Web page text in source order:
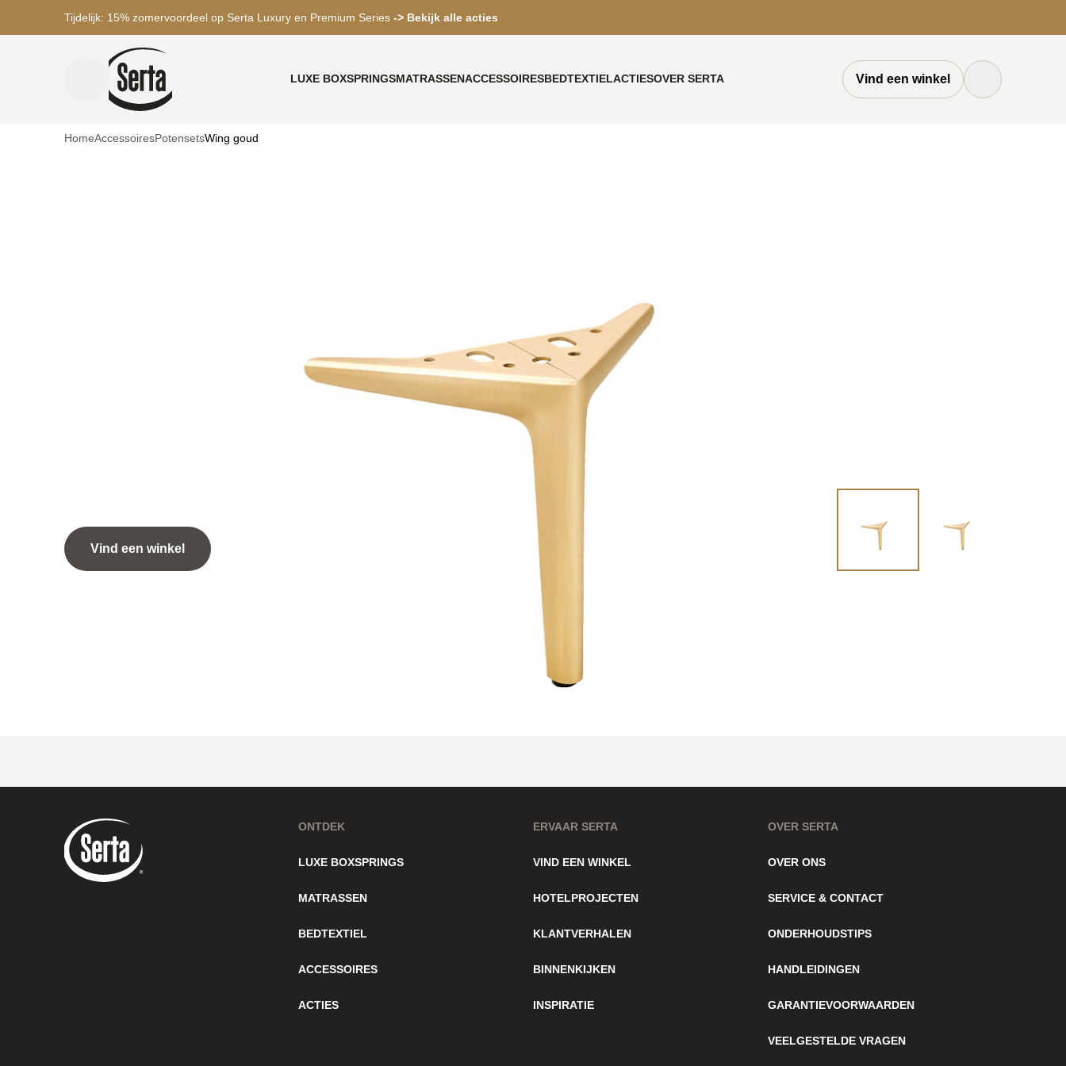
Tijdelijk: 15% zomervoordeel op Serta Luxury en Premium Series -> Bekijk alle acties
menu toggle
LUXE BOXSPRINGSMATRASSENACCESSOIRESBEDTEXTIELACTIESOVER SERTA Vind een winkel
Zoek knop
HomeAccessoiresPotensetsWing goud
Vind een winkel
ONTDEK
LUXE BOXSPRINGS
MATRASSEN
BEDTEXTIEL
ACCESSOIRES
ACTIES
ERVAAR SERTA
VIND EEN WINKEL
HOTELPROJECTEN
KLANTVERHALEN
BINNENKIJKEN
INSPIRATIE
OVER SERTA
OVER ONS
SERVICE & CONTACT
ONDERHOUDSTIPS
HANDLEIDINGEN
GARANTIEVOORWAARDEN
VEELGESTELDE VRAGEN